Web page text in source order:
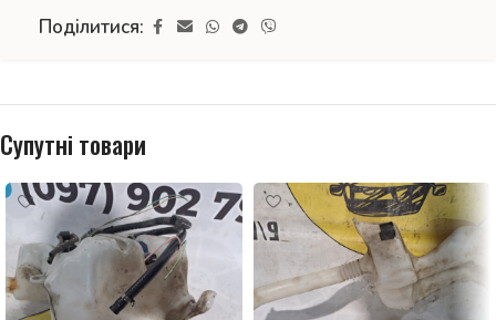
Поділитися:
Супутні товари